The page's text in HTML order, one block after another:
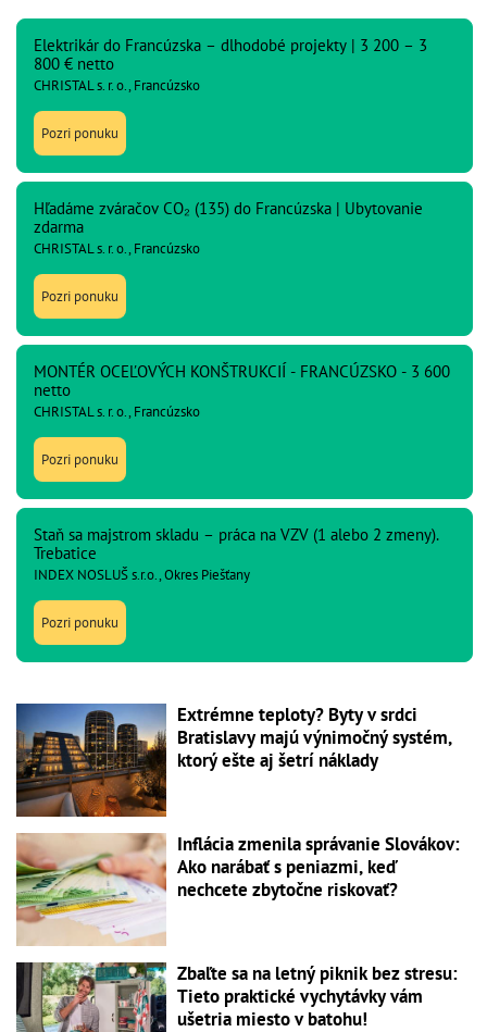
Elektrikár do Francúzska – dlhodobé projekty | 3 200 – 3
800 € netto
CHRISTAL s. r. o., Francúzsko
Pozri ponuku
Hľadáme zváračov CO₂ (135) do Francúzska | Ubytovanie
zdarma
CHRISTAL s. r. o., Francúzsko
Pozri ponuku
MONTÉR OCEĽOVÝCH KONŠTRUKCIÍ - FRANCÚZSKO - 3 600
netto
CHRISTAL s. r. o., Francúzsko
Pozri ponuku
Staň sa majstrom skladu – práca na VZV (1 alebo 2 zmeny).
Trebatice
INDEX NOSLUŠ s.r.o., Okres Piešťany
Pozri ponuku
Extrémne teploty? Byty v srdci
Bratislavy majú výnimočný systém,
ktorý ešte aj šetrí náklady
Inflácia zmenila správanie Slovákov:
Ako narábať s peniazmi, keď
nechcete zbytočne riskovať?
Zbaľte sa na letný piknik bez stresu:
Tieto praktické vychytávky vám
ušetria miesto v batohu!